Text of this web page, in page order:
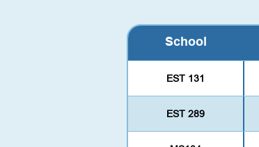
School
EST 131
EST 289